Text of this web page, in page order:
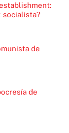
socialista?
de
de